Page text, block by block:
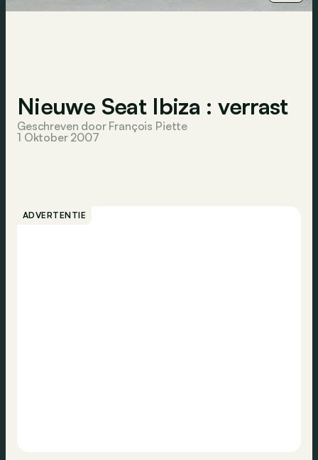
Nieuwe Seat Ibiza : verrast
Geschreven door François Piette
1 Oktober 2007
ADVERTENTIE